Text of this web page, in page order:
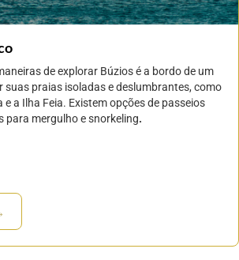
de explorar Búzios é a bordo de um
suas praias isoladas e deslumbrantes, como
a Ilha Feia. Existem opções de passeios
para mergulho e snorkeling.